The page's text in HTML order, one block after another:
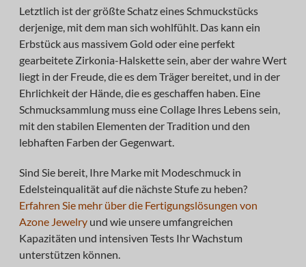
Letztlich ist der größte Schatz eines Schmuckstücks
derjenige, mit dem man sich wohlfühlt. Das kann ein
Erbstück aus massivem Gold oder eine perfekt
gearbeitete Zirkonia-Halskette sein, aber der wahre Wert
liegt in der Freude, die es dem Träger bereitet, und in der
Ehrlichkeit der Hände, die es geschaffen haben. Eine
Schmucksammlung muss eine Collage Ihres Lebens sein,
mit den stabilen Elementen der Tradition und den
lebhaften Farben der Gegenwart.
Sind Sie bereit, Ihre Marke mit Modeschmuck in
Edelsteinqualität auf die nächste Stufe zu heben?
Erfahren Sie mehr über die Fertigungslösungen von
Azone Jewelryund wie unsere umfangreichen
Kapazitäten und intensiven Tests Ihr Wachstum
unterstützen können.